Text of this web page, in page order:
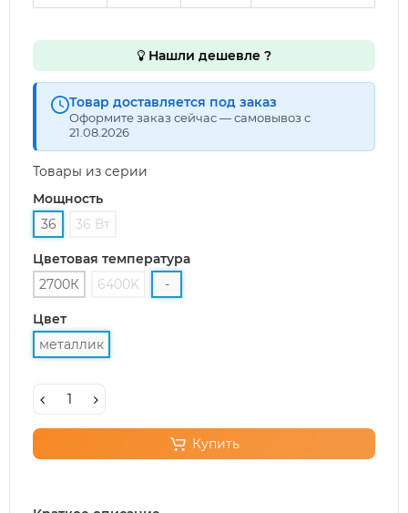
Нашли дешевле ?
Товар доставляется под заказ
Оформите заказ сейчас — самовывоз с
21.08.2026
Товары из серии
Мощность
36
36 Вт
Цветовая температура
2700К
6400K -
Цвет
металлик
Купить